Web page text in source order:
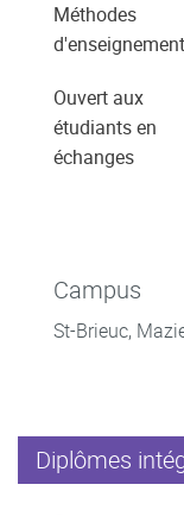
Méthodes
d'enseignement
Ouvert aux
étudiants en
échanges
Campus
St-Brieuc,
Diplômes